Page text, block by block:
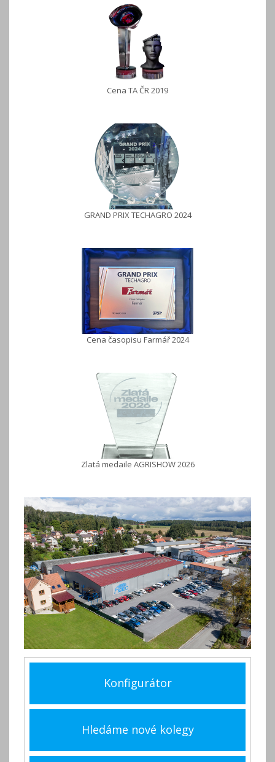
Cena TA ČR 2019
GRAND PRIX TECHAGRO 2024
Cena časopisu Farmář 2024
Zlatá medaile AGRISHOW 2026
Konfigurátor
Hledáme nové kolegy